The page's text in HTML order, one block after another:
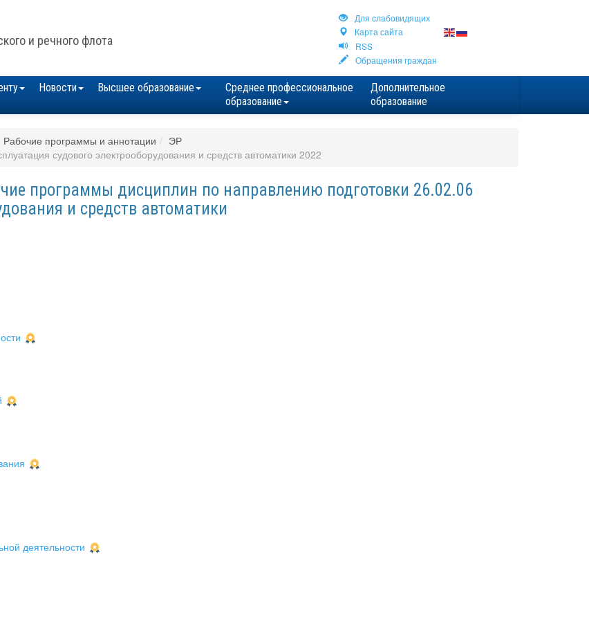
и речного флота
Для cлабовидящих
Карта сайта
RSS
Обращения граждан
Новости Высшее образование
Среднее профессиональное
образование
Дополнительное
образование
Рабочие программы и аннотации
ЭР
судового электрооборудования и средств автоматики 2022
программы дисциплин по направлению подготовки 26.02.06
и средств автоматики
деятельности